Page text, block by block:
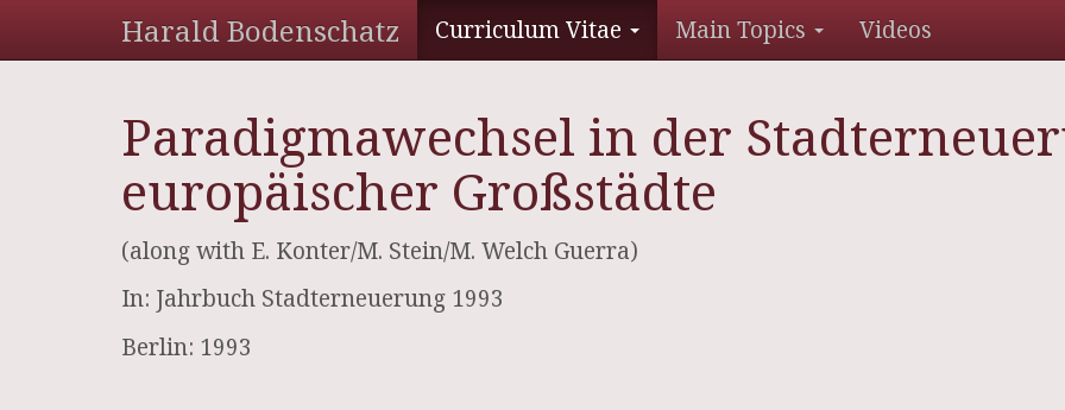
Harald Bodenschatz Curriculum Vitae Main Topics Videos
Paradigmawechsel in der
europäischer Großstädte
(along with E. Konter/M. Stein/M. Welch Guerra)
In: Jahrbuch Stadterneuerung 1993
Berlin: 1993